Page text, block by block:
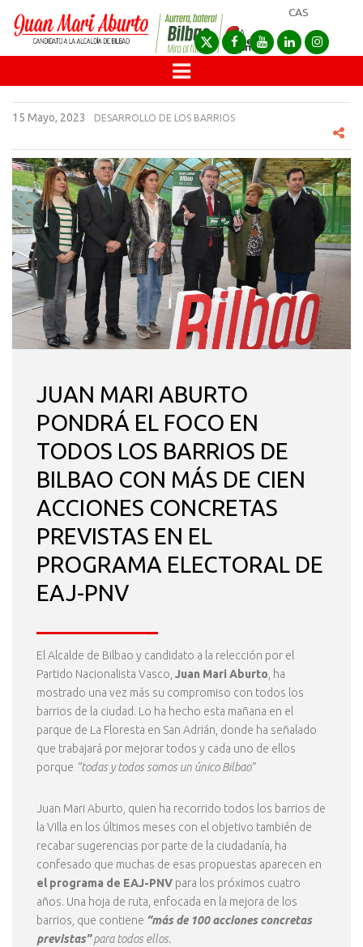
CAS
15 Mayo, 2023 DESARROLLO DE LOS BARRIOS
JUAN MARI ABURTO
PONDRÁ EL FOCO EN
TODOS LOS BARRIOS DE
BILBAO CON MÁS DE CIEN
ACCIONES CONCRETAS
PREVISTAS EN EL
PROGRAMA ELECTORAL DE
EAJ-PNV
El Alcalde de Bilbao y candidato a la relección por el
Partido Nacionalista Vasco, Juan Mari Aburto , ha
mostrado una vez más su compromiso con todos los
barrios de la ciudad. Lo ha hecho esta mañana en el
parque de La Floresta en San Adrián, donde ha señalado
que trabajará por mejorar todos y cada uno de ellos
porque “todas y todos somos un único Bilbao”
Juan Mari Aburto, quien ha recorrido todos los barrios de
la Villa en los últimos meses con el objetivo también de
recabar sugerencias por parte de la ciudadanía, ha
confesado que muchas de esas propuestas aparecen en
el programa de EAJ-PNV para los próximos cuatro
años. Una hoja de ruta, enfocada en la mejora de los
barrios, que contiene “más de 100 acciones concretas
previstas”para todos ellos.